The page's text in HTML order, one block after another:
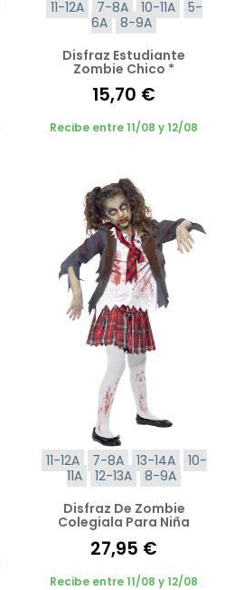
11-12A 7-8A 10-11A
5-
6A
8-9A
Disfraz Estudiante
Zombie Chico *
15,70 €
Recibe entre 11/08 y 12/08
11-12A 7-8A 13-14A
10-
11A
12-13A
8-9A
Disfraz De Zombie
Colegiala Para Niña
27,95 €
Recibe entre 11/08 y 12/08